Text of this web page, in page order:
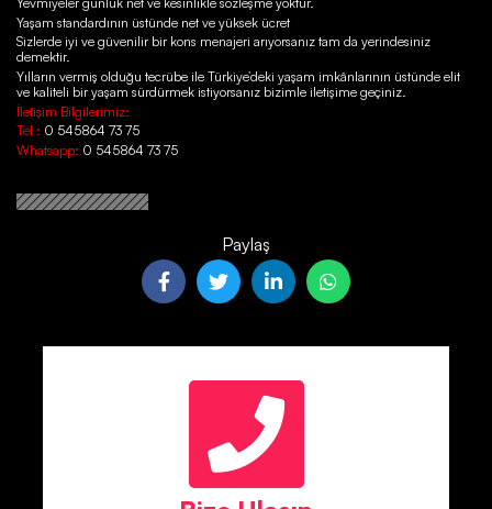
Yaşam standardının üstünde net ve yüksek ücret
Sizlerde iyi ve güvenilir bir kons menajeri arıyorsanız tam da yerindesiniz
demektir.
Yılların vermiş olduğu tecrübe ile Türkiye’deki yaşam imkânlarının üstünde elit
ve kaliteli bir yaşam sürdürmek istiyorsanız bizimle iletişime geçiniz.
İletişim Bilgilerimiz:
Tel : 0 545864 73 75
Whatsapp: 0 545864 73 75
Paylaş